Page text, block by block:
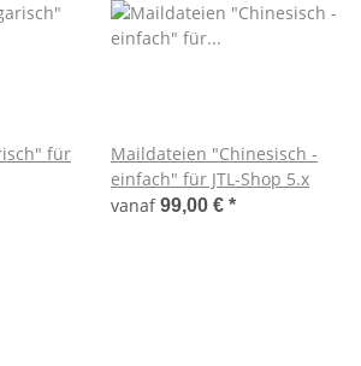
für
Maildateien "Chinesisch -
einfach" für JTL-Shop 5.x
vanaf99,00 € *